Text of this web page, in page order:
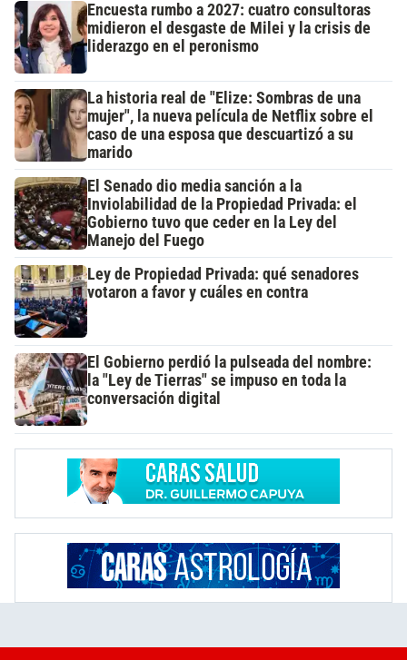
Encuesta rumbo a 2027: cuatro consultoras
midieron el desgaste de Milei y la crisis de
liderazgo en el peronismo
La historia real de "Elize: Sombras de una
mujer", la nueva película de Netflix sobre el
caso de una esposa que descuartizó a su
marido
El Senado dio media sanción a la
Inviolabilidad de la Propiedad Privada: el
Gobierno tuvo que ceder en la Ley del
Manejo del Fuego
Ley de Propiedad Privada: qué senadores
votaron a favor y cuáles en contra
El Gobierno perdió la pulseada del nombre:
la "Ley de Tierras" se impuso en toda la
conversación digital